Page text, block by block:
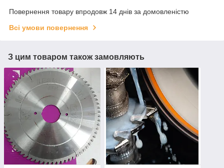
Повернення товару впродовж 14 днів за домовленістю
Всі умови повернення
З цим товаром також замовляють